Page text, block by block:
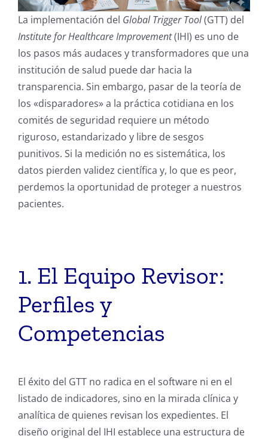
La implementación del Global Trigger Tool(GTT) del
Institute for Healthcare Improvement(IHI) es uno de
los pasos más audaces y transformadores que una
institución de salud puede dar hacia la
transparencia. Sin embargo, pasar de la teoría de
los «disparadores» a la práctica cotidiana en los
comités de seguridad requiere un método
riguroso, estandarizado y libre de sesgos
punitivos. Si la medición no es sistemática, los
datos pierden validez científica y, lo que es peor,
perdemos la oportunidad de proteger a nuestros
pacientes.
1. El Equipo Revisor:
Perfiles y
Competencias
El éxito del GTT no radica en el software ni en el
listado de indicadores, sino en la mirada clínica y
analítica de quienes revisan los expedientes. El
diseño original del IHI establece una estructura de